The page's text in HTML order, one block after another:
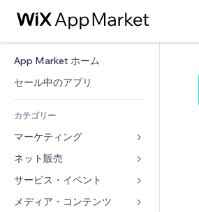
App Market ホーム
セール中のアプリ
カテゴリー
マーケティング
広告
モバイル
アクセス解析
ネット販売
ストア用アプリ
発送・配達
サービス・イベント
ホテル
メディア・コンテンツ